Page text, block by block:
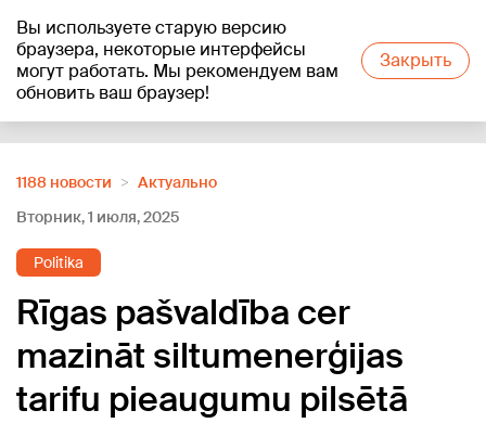
Вы используете старую версию
браузера, некоторые интерфейсы
могут работать. Мы рекомендуем вам
обновить ваш браузер!
Закрыть
+19°C
1188 новости
Актуально
Вторник, 1 июля, 2025
Politika
Rīgas pašvaldība cer
mazināt siltumenerģijas
tarifu pieaugumu pilsētā